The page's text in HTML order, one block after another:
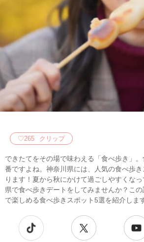
♡265 クリップ
できたてをその場で味わえる「食べ歩き」
番ですよね。神奈川県には、人気の食べ歩
ります！夏から秋にかけて過ごしやすくなっ
県で食べ歩きデートをしてみませんか？こ
で楽しめる食べ歩きスポット5選を紹介しま